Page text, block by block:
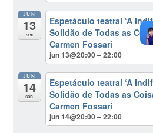
JUN
13
sex
Espetáculo teatral ‘A
Solidão de Todas as
Carmen Fossari
jun 13@20:00 – 22:00
JUN
14
sáb
Espetáculo teatral ‘A
Solidão de Todas as
Carmen Fossari
jun 14@20:00 – 22:00